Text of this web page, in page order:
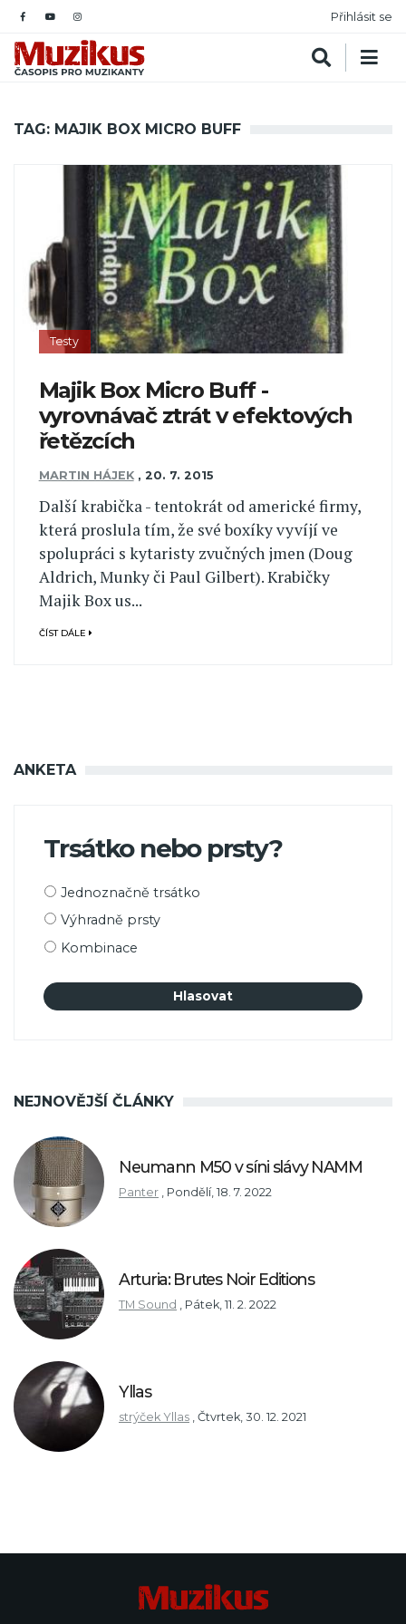
Přihlásit se
TAG: MAJIK BOX MICRO BUFF
Testy
Majik Box Micro Buff -
vyrovnávač ztrát v efektových
řetězcích
MARTIN HÁJEK , 20. 7. 2015
Další krabička - tentokrát od americké firmy,
která proslula tím, že své boxíky vyvíjí ve
spolupráci s kytaristy zvučných jmen (Doug
Aldrich, Munky či Paul Gilbert). Krabičky
Majik Box us...
ČÍST DÁLE
ANKETA
Trsátko nebo prsty?
Možnosti
Jednoznačně trsátko
Výhradně prsty
Kombinace
NEJNOVĚJŠÍ ČLÁNKY
Neumann M50 v síni slávy NAMM
Panter Pondělí, 18. 7. 2022
Arturia: Brutes Noir Editions
TM Sound Pátek, 11. 2. 2022
Yllas
strýček Yllas Čtvrtek, 30. 12. 2021